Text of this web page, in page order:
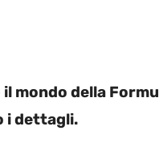
della
i dettagli.